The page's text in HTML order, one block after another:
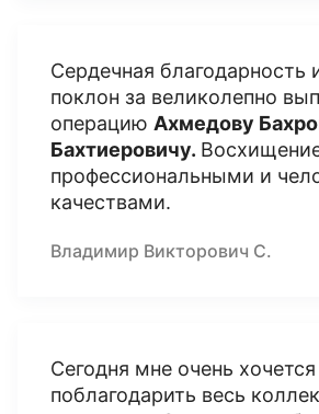
Сердечная благодарность
поклон за великолепно
операцию Ахмедову
Бахтиеровичу.
профессиональными и
качествами.
Владимир Викторович С.
Сегодня мне очень хочется
поблагодарить весь